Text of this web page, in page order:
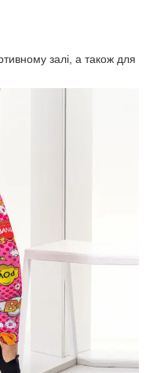
залі, а також для